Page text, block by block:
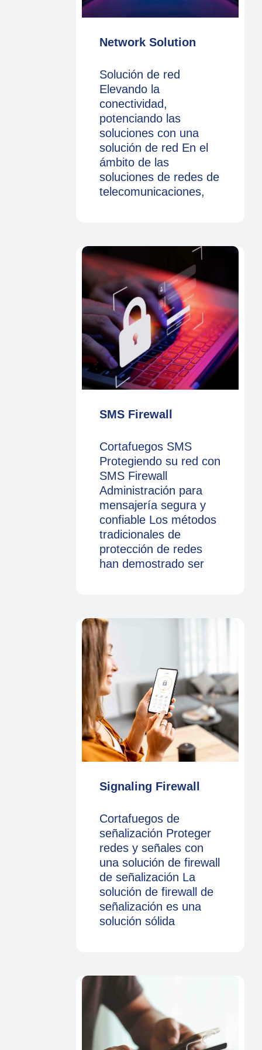
Network Solution
Solución de red
Elevando la
conectividad,
potenciando las
soluciones con una
solución de red En el
ámbito de las
soluciones de redes de
telecomunicaciones,
SMS Firewall
Cortafuegos SMS
Protegiendo su red con
SMS Firewall
Administración para
mensajería segura y
confiable Los métodos
tradicionales de
protección de redes
han demostrado ser
Signaling Firewall
Cortafuegos de
señalización Proteger
redes y señales con
una solución de firewall
de señalización La
solución de firewall de
señalización es una
solución sólida